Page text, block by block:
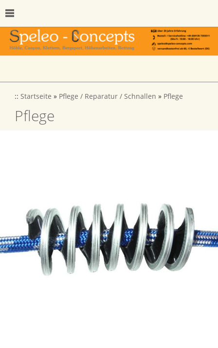
:: Startseite » Pflege / Reparatur / Schnallen » Pflege
Pflege